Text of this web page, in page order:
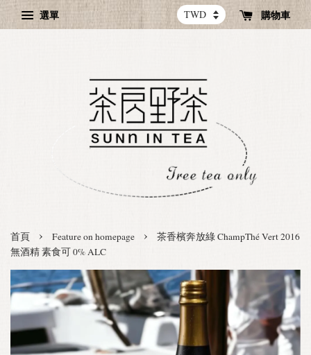
選單 購物車
首頁 › Feature on homepage ›
茶香檳奔放綠 ChampThé Vert 2016
無酒精 素食可 0% ALC